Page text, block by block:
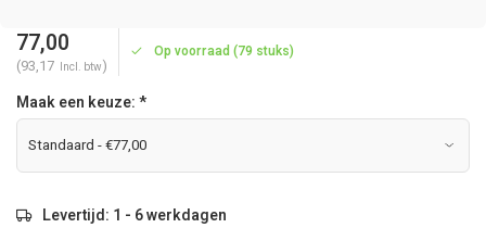
77,00
(93,17 Incl. btw)
Op voorraad (79 stuks)
Maak een keuze:*
Levertijd: 1 - 6 werkdagen